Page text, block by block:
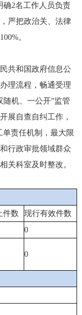
确2名工作人员负责
严把政治关、法律
。
共和国政府信息公
理流程，畅通受理
机、一公开”监管
展自查自纠工作，
单责任机制，最大限
行政审批领域群众
关科室及时整改。
件数
现行有效件数
0
0